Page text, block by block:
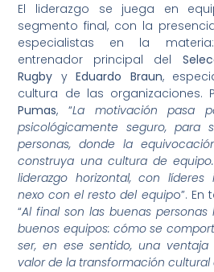
El liderazgo se juega en
segmento final, con la
especialistas en la
entrenador principal del
Rugby yEduardo Braun,
cultura de las organizaciones.
Pumas, “La motivación pasa
psicológicamente seguro,
personas, donde la
construya una cultura de
liderazgo horizontal, con
nexo con el resto del equipo”. En
“Al final son las buenas
buenos equipos: cómo se
ser, en ese sentido, una
valor de la transformación cultural